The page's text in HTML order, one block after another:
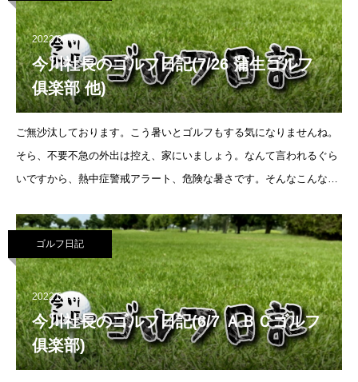
2022.08.5
今川社長のゴルフ日記(7/26 蒲生ゴルフ
俱楽部 他)
ご無沙汰しております。こう暑いとゴルフもする気になりませんね。
そら、不要不急の外出は控え、家にいましょう。なんて言われるぐら
いですから、熱中症警戒アラート、危険な暑さです。そんなこんな
楽部に友達と行きました。
ゴルフ日記
2022.06.10
今川社長のゴルフ日記(6/7 ＡＢＣゴルフ
俱楽部)